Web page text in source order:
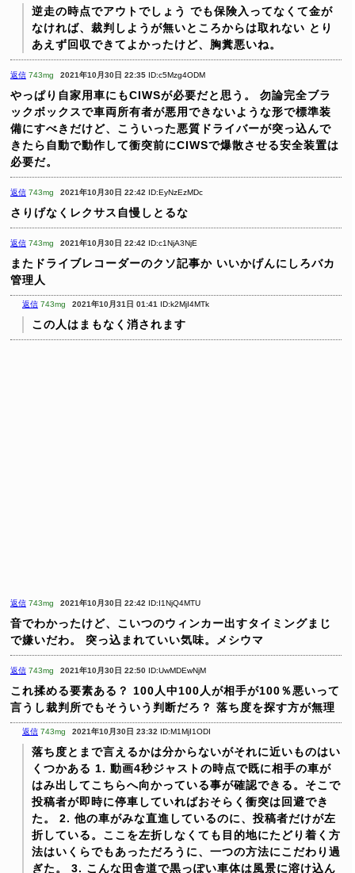
逆走の時点でアウトでしょう でも保険入ってなくて金が
なければ、裁判しようが無いところからは取れない とり
あえず回収できてよかったけど、胸糞悪いね。
返信 743mg 2021年10月30日 22:35 ID:c5Mzg4ODM
やっぱり自家用車にもCIWSが必要だと思う。
勿論完全ブラ
ックボックスで車両所有者が悪用できないような形で標準装
備にすべきだけど、こういった悪質ドライバーが突っ込んで
きたら自動で動作して衝突前にCIWSで爆散させる安全装置は
必要だ。
返信 743mg 2021年10月30日 22:42 ID:EyNzEzMDc
さりげなくレクサス自慢しとるな
返信 743mg 2021年10月30日 22:42 ID:c1NjA3NjE
またドライブレコーダーのクソ記事か いいかげんにしろバカ
管理人
返信 743mg 2021年10月31日 01:41 ID:k2MjI4MTk
この人はまもなく消されます
返信 743mg 2021年10月30日 22:42 ID:I1NjQ4MTU
音でわかったけど、こいつのウィンカー出すタイミングまじ
で嫌いだわ。
突っ込まれていい気味。メシウマ
返信 743mg 2021年10月30日 22:50 ID:UwMDEwNjM
これ揉める要素ある？ 100人中100人が相手が100％悪いって
言うし裁判所でもそういう判断だろ？ 落ち度を探す方が無理
返信 743mg 2021年10月30日 23:32 ID:M1MjI1ODI
落ち度とまで言えるかは分からないがそれに近いものはい
くつかある 1. 動画4秒ジャストの時点で既に相手の車が
はみ出してこちらへ向かっている事が確認できる。そこで
投稿者が即時に停車していればおそらく衝突は回避でき
た。
2. 他の車がみな直進しているのに、投稿者だけが左
折している。ここを左折しなくても目的地にたどり着く方
法はいくらでもあっただろうに、一つの方法にこだわり過
ぎた。
3. こんな田舎道で黒っぽい車体は風景に溶け込ん